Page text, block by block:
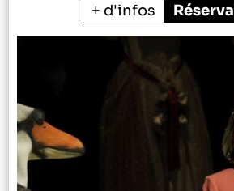
+ d'infos